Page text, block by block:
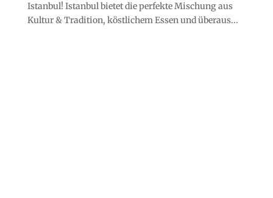
Istanbul! Istanbul bietet die perfekte Mischung aus
Kultur & Tradition, köstlichem Essen und überaus...